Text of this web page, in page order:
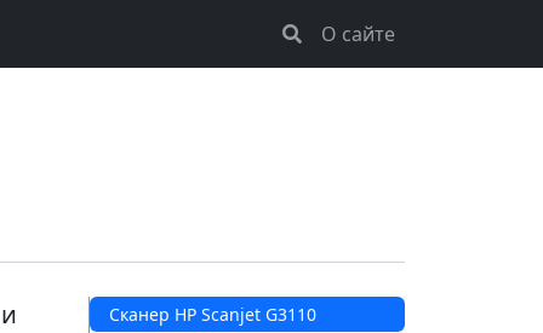
О сайте
Сканер HP Scanjet G3110